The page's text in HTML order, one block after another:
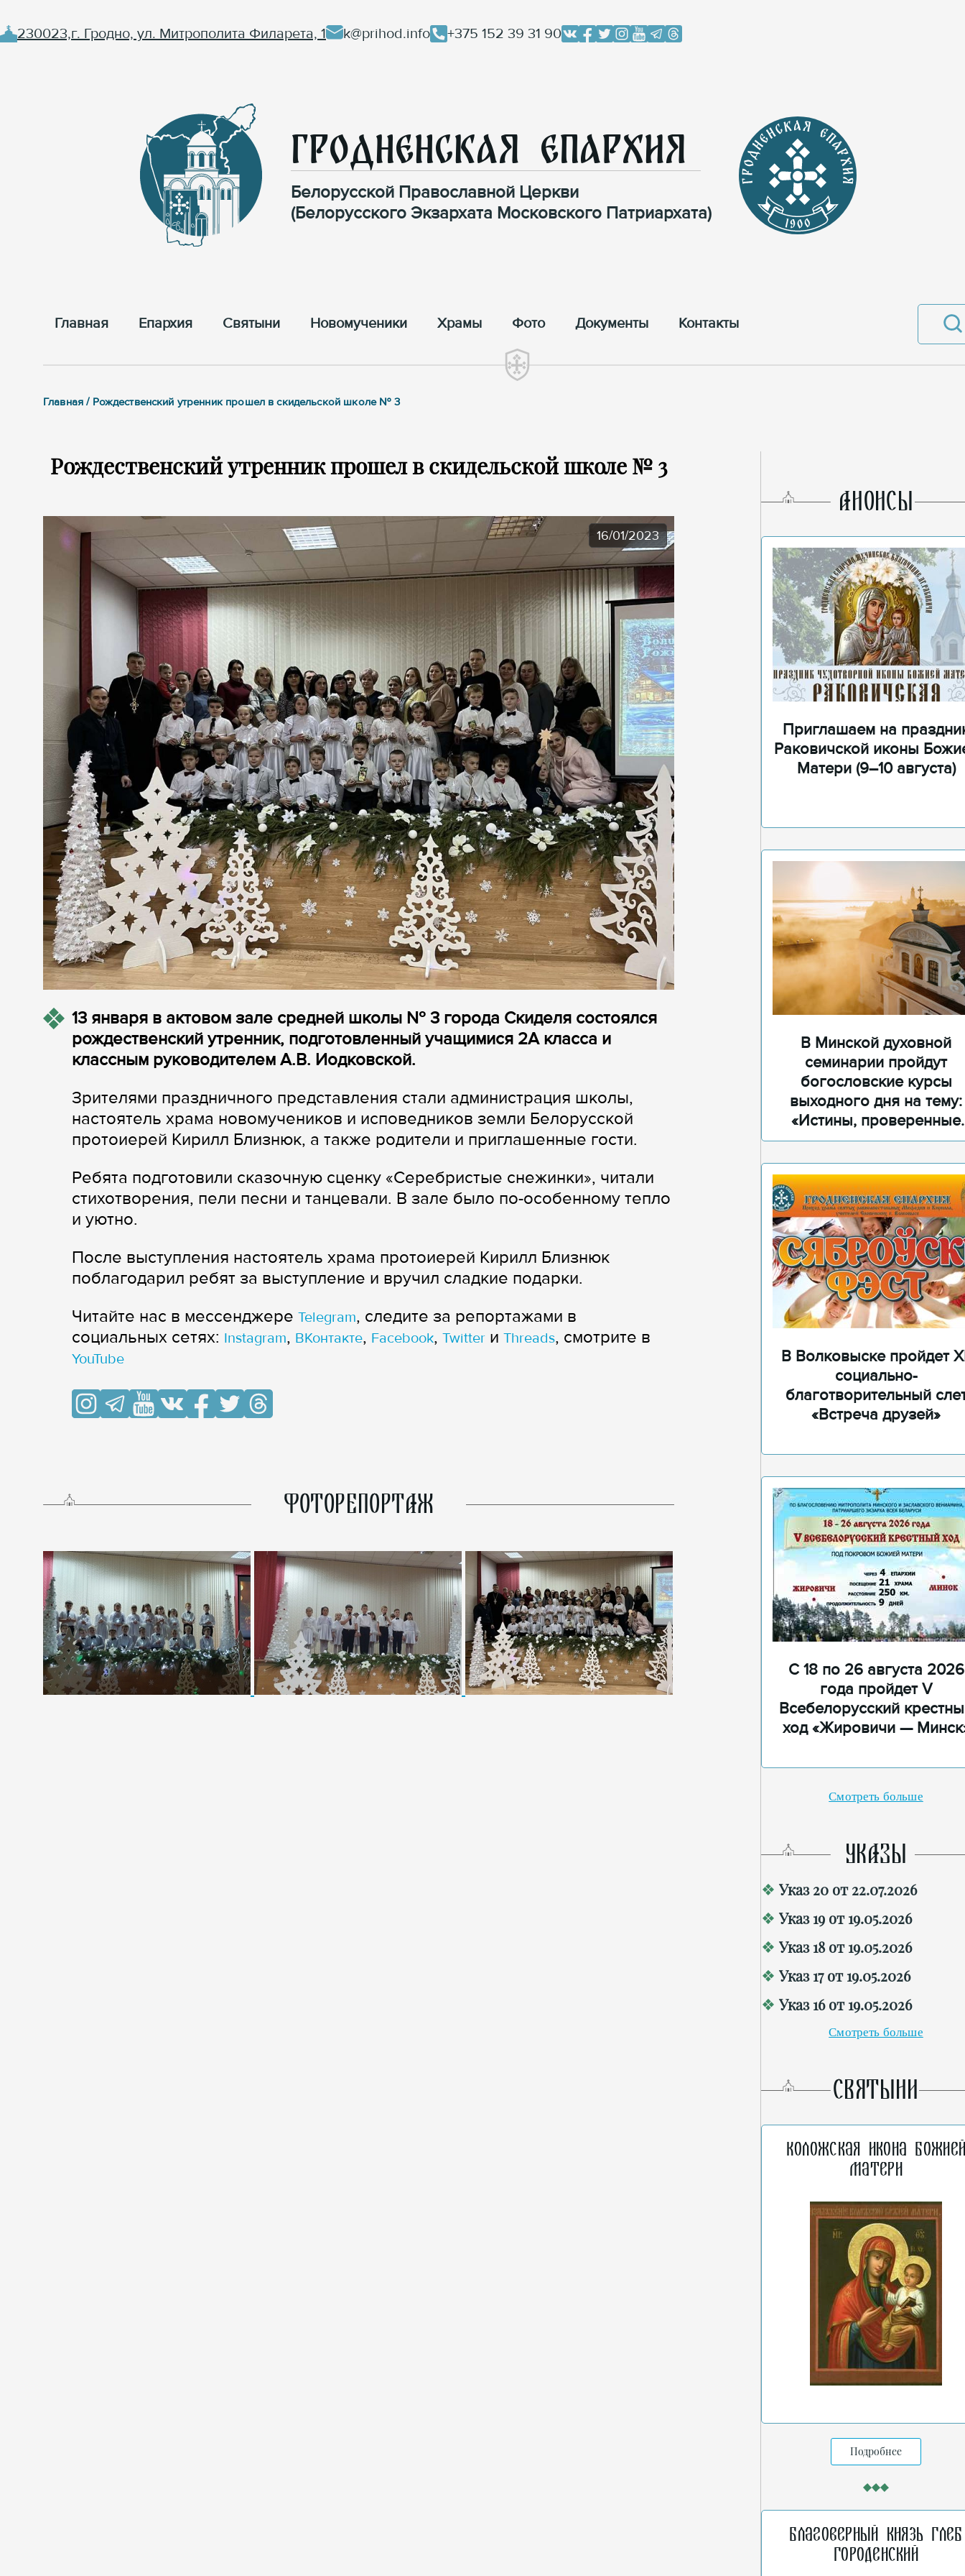
230023,г. Гродно, ул. Митрополита Филарета, 1 k@prihod.info +375 152 39 31 90
Гродненская Епархия
Белорусской Православной Церкви
(Белорусского Экзархата Московского Патриархата)
Главная Епархия Cвятыни Новомученики Храмы Фото Документы Контакты
Главная / Рождественский утренник прошел в скидельской школе № 3
Рождественский утренник прошел в скидельской школе № 3
16/01/2023
13 января в актовом зале средней школы № 3 города Скиделя состоялся
рождественский утренник, подготовленный учащимися 2А класса и
классным руководителем А.В. Иодковской.
Зрителями праздничного представления стали администрация школы,
настоятель храма новомучеников и исповедников земли Белорусской
протоиерей Кирилл Близнюк, а также родители и приглашенные гости.
Ребята подготовили сказочную сценку «Серебристые снежинки», читали
стихотворения, пели песни и танцевали. В зале было по-особенному тепло
и уютно.
После выступления настоятель храма протоиерей Кирилл Близнюк
поблагодарил ребят за выступление и вручил сладкие подарки.
Читайте нас в мессенджере Telegram, следите за репортажами в
cоциальных сетях: Instagram, ВКонтакте, Facebook, Twitter и Threads, смотрите в
YouTube
ФОТОРЕПОРТАЖ
AНОНСЫ
Приглашаем на
Раковичской иконы
Матери (9–10 августа)
В Минской духовной
семинарии пройдут
богословские курсы
выходного дня на тему:
«Истины, проверенные
временем»
В Волковыске пройдет
социально-
благотворительный
«Встреча друзей»
С 18 по 26 августа 2026
года пройдет V
Всебелорусский
ход «Жировичи —
Смотреть больше
УКАЗЫ
Указ 20 от 22.07.2026
Указ 19 от 19.05.2026
Указ 18 от 19.05.2026
Указ 17 от 19.05.2026
Указ 16 от 19.05.2026
Смотреть больше
СВЯТЫНИ
Коложская икона
Матери
Подробнее
Благоверный князь Глеб
Городенский